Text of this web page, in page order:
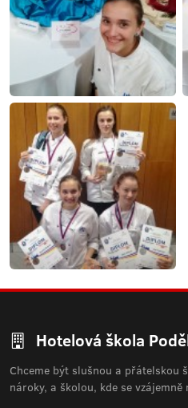
Hotelová škola
Chceme být slušnou a přátelskou
nároky, a školou, kde se vzájemně